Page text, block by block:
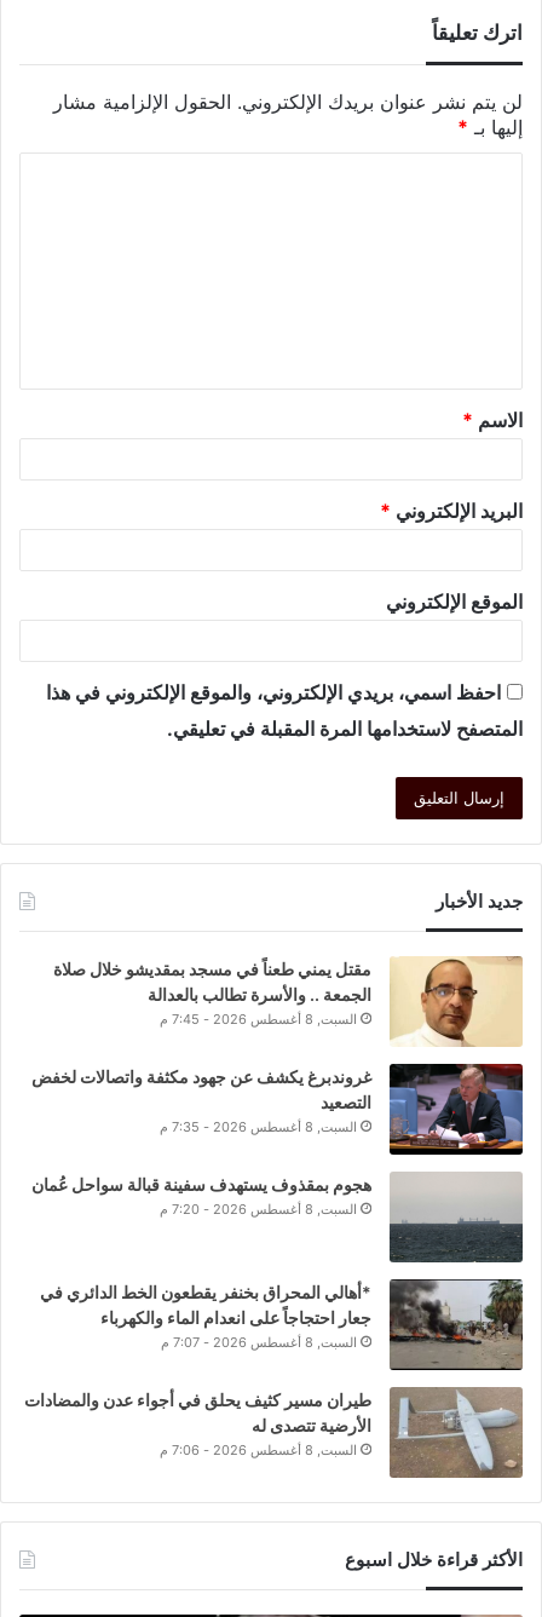
اترك تعليقاً
لن يتم نشر عنوان بريدك الإلكتروني. الحقول الإلزامية مشار
إليها بـ *
الاسم *
البريد الإلكتروني *
الموقع الإلكتروني
احفظ اسمي، بريدي الإلكتروني، والموقع الإلكتروني في هذا
المتصفح لاستخدامها المرة المقبلة في تعليقي.
جديد الأخبار
مقتل يمني طعناً في مسجد بمقديشو خلال صلاة
الجمعة .. والأسرة تطالب بالعدالة
السبت, 8 أغسطس 2026 - 7:45 م
غروندبرغ يكشف عن جهود مكثفة واتصالات لخفض
التصعيد
السبت, 8 أغسطس 2026 - 7:35 م
هجوم بمقذوف يستهدف سفينة قبالة سواحل عُمان
السبت, 8 أغسطس 2026 - 7:20 م
*أهالي المحراق بخنفر يقطعون الخط الدائري في
جعار احتجاجاً على انعدام الماء والكهرباء
السبت, 8 أغسطس 2026 - 7:07 م
طيران مسير كثيف يحلق في أجواء عدن والمضادات
الأرضية تتصدى له
السبت, 8 أغسطس 2026 - 7:06 م
الأكثر قراءة خلال اسبوع